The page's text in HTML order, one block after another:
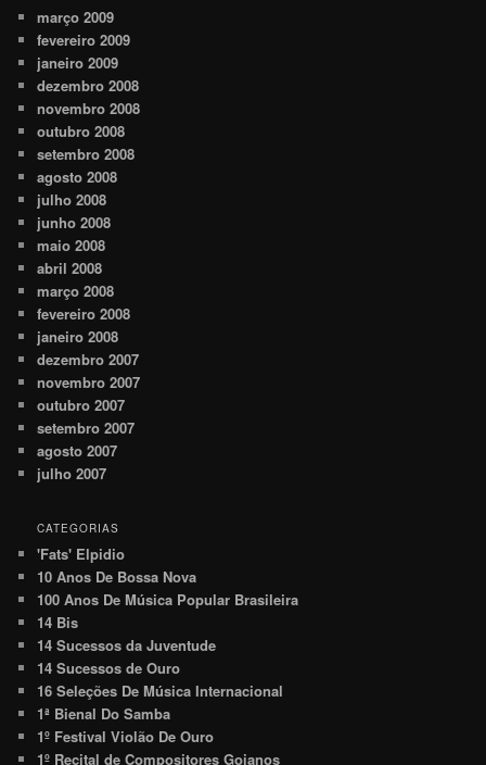
março 2009
fevereiro 2009
janeiro 2009
dezembro 2008
novembro 2008
outubro 2008
setembro 2008
agosto 2008
julho 2008
junho 2008
maio 2008
abril 2008
março 2008
fevereiro 2008
janeiro 2008
dezembro 2007
novembro 2007
outubro 2007
setembro 2007
agosto 2007
julho 2007
CATEGORIAS
'Fats' Elpidio
10 Anos De Bossa Nova
100 Anos De Música Popular Brasileira
14 Bis
14 Sucessos da Juventude
14 Sucessos de Ouro
16 Seleções De Música Internacional
1ª Bienal Do Samba
1º Festival Violão De Ouro
1º Recital de Compositores Goianos